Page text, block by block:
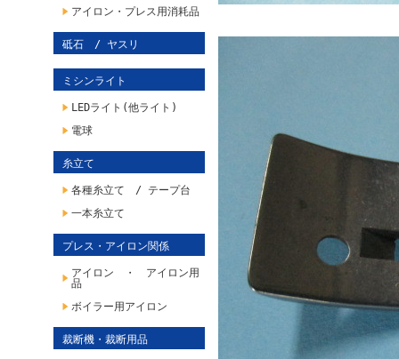
アイロン・プレス用消耗品
砥石 / ヤスリ
ミシンライト
LEDライト(他ライト)
電球
糸立て
各種糸立て / テープ台
一本糸立て
プレス・アイロン関係
アイロン ・ アイロン用
品
ボイラー用アイロン
裁断機・裁断用品